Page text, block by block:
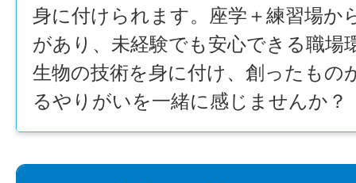
身に付けられます。座学＋練習場か
があり、未経験でも安心できる職場
生物の技術を身に付け、創ったもの
るやりがいを一緒に感じませんか？